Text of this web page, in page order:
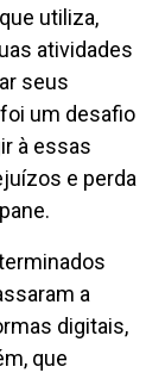
utiliza,
atividades
seus
um desafio
à essas
e perda
a
digitais,
que